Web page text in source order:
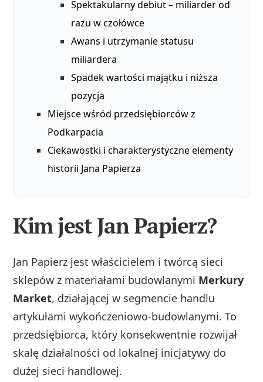
Spektakularny debiut – miliarder od
razu w czołówce
Awans i utrzymanie statusu
miliardera
Spadek wartości majątku i niższa
pozycja
Miejsce wśród przedsiębiorców z
Podkarpacia
Ciekawostki i charakterystyczne elementy
historii Jana Papierza
Kim jest Jan Papierz?
Jan Papierz jest właścicielem i twórcą sieci
sklepów z materiałami budowlanymi Merkury
Market, działającej w segmencie handlu
artykułami wykończeniowo‑budowlanymi. To
przedsiębiorca, który konsekwentnie rozwijał
skalę działalności od lokalnej inicjatywy do
dużej sieci handlowej.